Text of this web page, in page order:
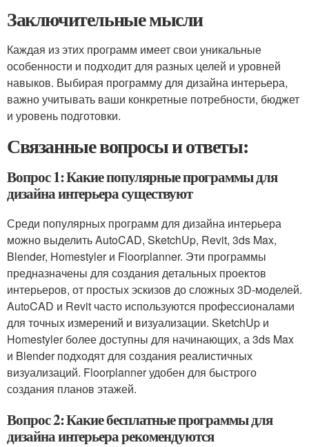
Заключительные мысли
Каждая из этих программ имеет свои уникальные
особенности и подходит для разных целей и уровней
навыков. Выбирая программу для дизайна интерьера,
важно учитывать ваши конкретные потребности, бюджет
и уровень подготовки.
Связанные вопросы и ответы:
Вопрос 1: Какие популярные программы для
дизайна интерьера существуют
Среди популярных программ для дизайна интерьера
можно выделить AutoCAD, SketchUp, Revit, 3ds Max,
Blender, Homestyler и Floorplanner. Эти программы
предназначены для создания детальных проектов
интерьеров, от простых эскизов до сложных 3D-моделей.
AutoCAD и Revit часто используются профессионалами
для точных измерений и визуализации. SketchUp и
Homestyler более доступны для начинающих, а 3ds Max
и Blender подходят для создания реалистичных
визуализаций. Floorplanner удобен для быстрого
создания планов этажей.
Вопрос 2: Какие бесплатные программы для
дизайна интерьера рекомендуются